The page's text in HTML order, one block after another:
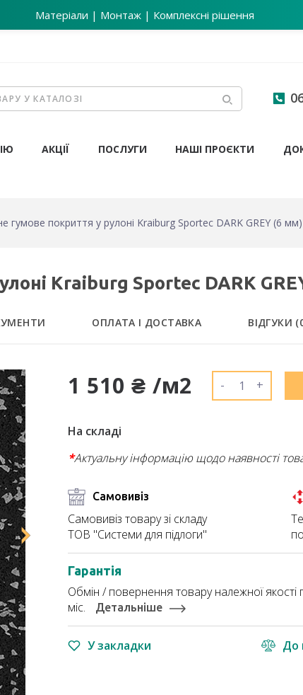
Матеріали | Монтаж | Комплексні рішення
АКЦІЇ ПОСЛУГИ НАШІ ПРОЄКТИ
гумове покриття у рулоні Kraiburg Sportec DARK GREY (6 мм)
Kraiburg Sportec DARK
ОПЛАТА І ДОСТАВКА ВІДГУКИ (
1 510 ₴ /м2 - +
На складі
*Актуальну інформацію щодо наявності
Самовивіз
Самовивіз товару зі складу
ТОВ "Системи для підлоги"
Гарантія
Обмін / повернення товару належної якості
міс.
Детальніше
У закладки До